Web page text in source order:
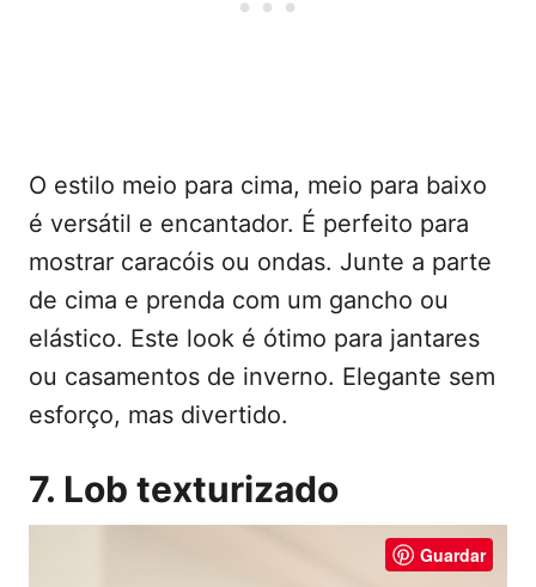
O estilo meio para cima, meio para baixo
é versátil e encantador. É perfeito para
mostrar caracóis ou ondas. Junte a parte
de cima e prenda com um gancho ou
elástico. Este look é ótimo para jantares
ou casamentos de inverno. Elegante sem
esforço, mas divertido.
7. Lob texturizado
Guardar